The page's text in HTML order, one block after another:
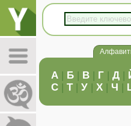
А | Б | В | Г | Д |
С | Т| У | Х | Ч |